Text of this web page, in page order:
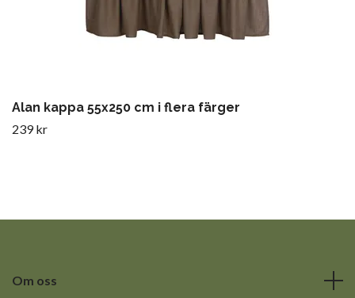
Alan kappa 55x250 cm i flera färger
239 kr
Om oss